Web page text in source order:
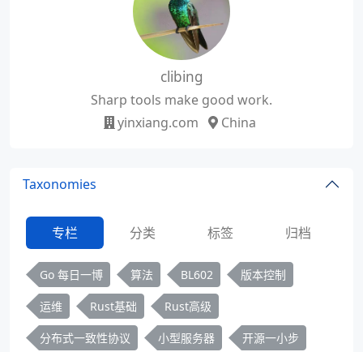
clibing
Sharp tools make good work.
yinxiang.com
China
Taxonomies
专栏 分类 标签 归档
Go 每日一博 算法 BL602 版本控制
运维 Rust基础 Rust高级
分布式一致性协议 小型服务器 开源一小步